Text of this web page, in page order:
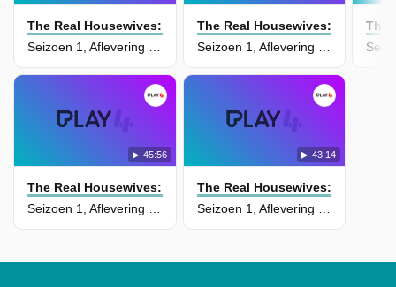
The Real Housewives: Ultimate Girls Trip
Seizoen 1, Aflevering 7 - Go Big Before You Go Home
The Real Housewives: Ultimate
Seizoen 1, Aflevering 6 - Bonfire of the Frenemies
45:56
The Real Housewives: Ultimate Girls Trip
43:14
The Real Housewives: Ultimate
The